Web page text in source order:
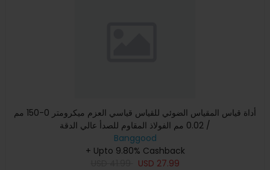
أداة قياس المقياس الضوئي للقياس قياسي العزم ميكرومتر 0-150 مم
/ 0.02 مم الفولاذ المقاوم للصدأ عالي الدقة
Banggood
+ Upto 9.80% Cashback
USD 27.99